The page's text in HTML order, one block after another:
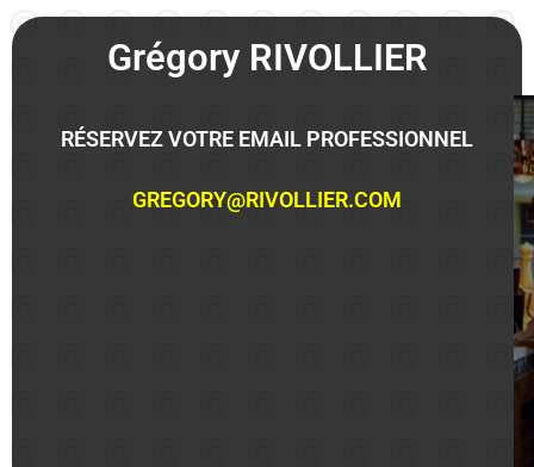
Grégory RIVOLLIER
RÉSERVEZ VOTRE EMAIL PROFESSIONNEL
GREGORY@RIVOLLIER.COM